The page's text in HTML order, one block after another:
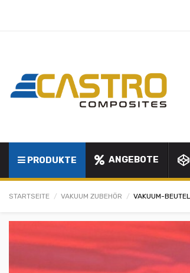
PRODUKTE ANGEBOTE
STARTSEITE VAKUUM ZUBEHÖR VAKUUM-